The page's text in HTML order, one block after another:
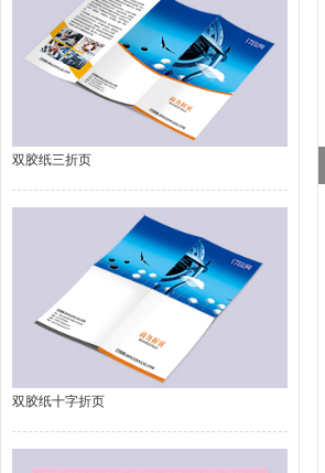
双胶纸三折页
双胶纸十字折页